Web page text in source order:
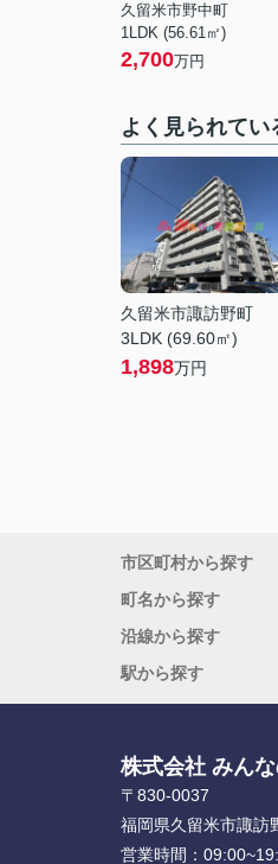
久留米市野中町
1LDK (56.61㎡)
2,700万円
よく見られてい
久留米市諏訪野町
3LDK (69.60㎡)
1,898万円
市区町村から探す
町名から探す
沿線から探す
駅から探す
株式会社 みん
〒830-0037
福岡県久留米市諏訪
営業時間：